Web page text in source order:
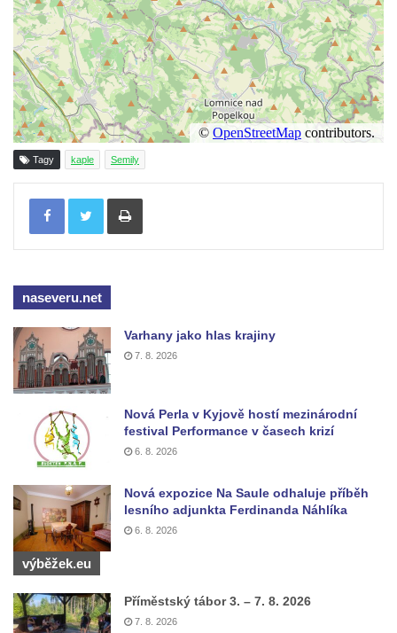
Křížová cesta Římov – XIX. kaple – Kristus
kříž nesoucí potkává Pannu Marii
Křížová cesta Římov – XVIII. kaple – Na
Ježíše vložen kříž
Křížová cesta Římov – XVII. kaple – Velký
Pilát
Křížová cesta Římov – XVI. kaple – U
Křížová cesta Římov – XV. kaple – Malý
Kaifáše (U Děvečky)
Annáše (U Kaifáše)
Křížová cesta Římov – XII. kaple – Vodní
brána
Křížová cesta Římov – XI. kaple – Ježíš
haněn a tupen
Křížová cesta Římov – X. kaple – U
Cedronu
Křížová cesta Římov – IX. kaple – U
chromého žida
Křížová cesta Římov – VIII. kaple – Kristus
svázán a ze zahrady vyhnán
Křížová cesta Římov – VII. kaple – Políbení
Tagy kaple Semily
Tisknout
naseveru.net
Varhany jako hlas krajiny
7. 8. 2026
Nová Perla v Kyjově hostí mezinárodní
festival Performance v časech krizí
6. 8. 2026
Nová expozice Na Saule odhaluje příběh
lesního adjunkta Ferdinanda Náhlíka
6. 8. 2026
výběžek.eu
Příměstský tábor 3. – 7. 8. 2026
7. 8. 2026